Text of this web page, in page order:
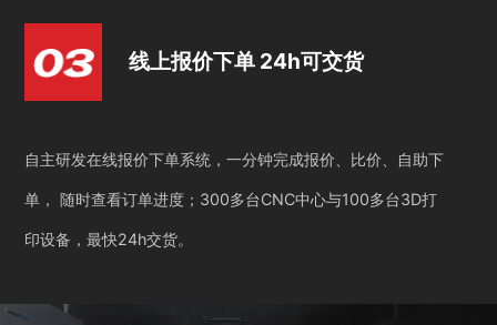
线上报价下单 24h可交货
自主研发在线报价下单系统，一分钟完成报价、比价、自助下
单， 随时查看订单进度；300多台CNC中心与100多台3D打
印设备，最快24h交货。